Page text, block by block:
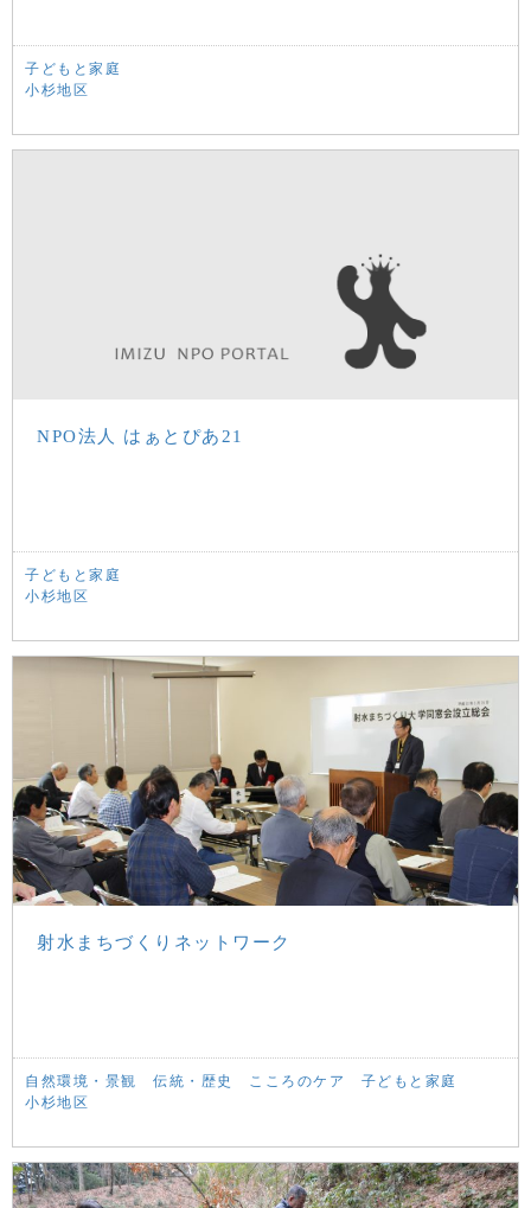
子どもと家庭
小杉地区
NPO法人 はぁとぴあ21
子どもと家庭
小杉地区
射水まちづくりネットワーク
自然環境・景観 伝統・歴史 こころのケア
子どもと家庭
小杉地区